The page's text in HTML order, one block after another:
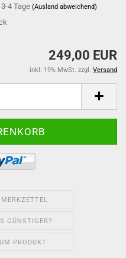
3-4 Tage(Ausland abweichend)
249,00 EUR
inkl. 19% MwSt. zzgl. Versand
GÜNSTIGER?
PRODUKT